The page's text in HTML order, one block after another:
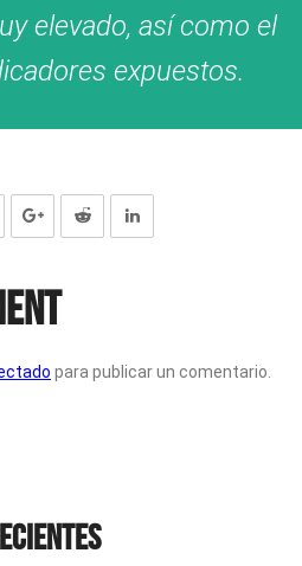
elevado, así como el
expuestos.
para publicar un comentario.